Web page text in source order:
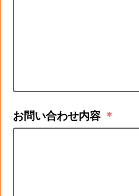
お問い合わせ内容 ＊